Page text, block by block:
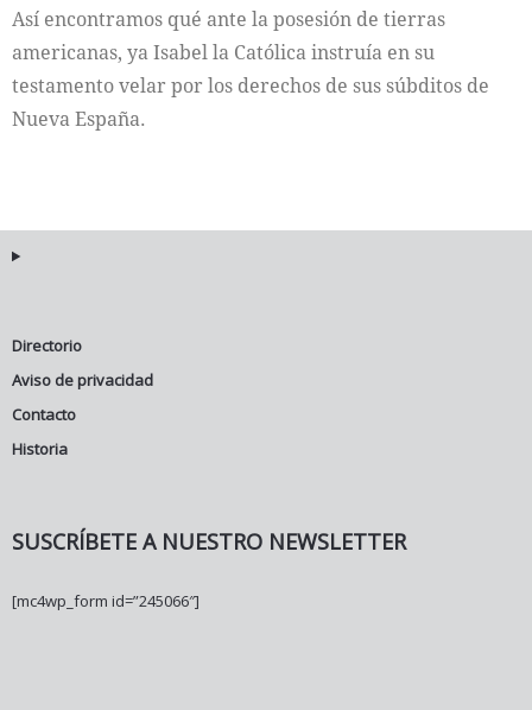
Así encontramos qué ante la posesión de tierras
americanas, ya Isabel la Católica instruía en su
testamento velar por los derechos de sus súbditos de
Nueva España.
Directorio
Aviso de privacidad
Contacto
Historia
SUSCRÍBETE A NUESTRO NEWSLETTER
[mc4wp_form id=”245066″]